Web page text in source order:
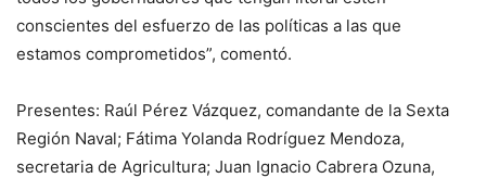
conscientes del esfuerzo de las políticas a las que
estamos comprometidos”, comentó.
Presentes: Raúl Pérez Vázquez, comandante de la Sexta
Región Naval; Fátima Yolanda Rodríguez Mendoza,
secretaria de Agricultura; Juan Ignacio Cabrera Ozuna,